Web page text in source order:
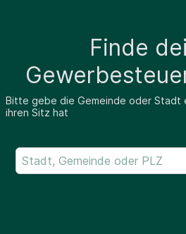
Finde
Bitte gebe die Gemeinde oder Stadt
ihren Sitz hat